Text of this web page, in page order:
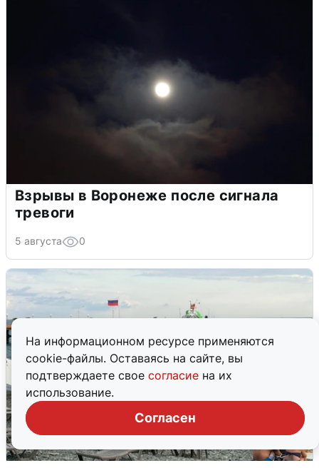
На информационном ресурсе применяются
cookie-файлы. Оставаясь на сайте, вы
подтверждаете свое согласие на их
использование.
Согласен
Взрывы в Воронеже после сигнала
тревоги
5 августа 0